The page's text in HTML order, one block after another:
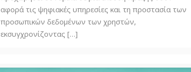
αφορά τις ψηφιακές υπηρεσίες και τη προστασία των
προσωπικών δεδομένων των χρηστών,
εκσυγχρονίζοντας […]